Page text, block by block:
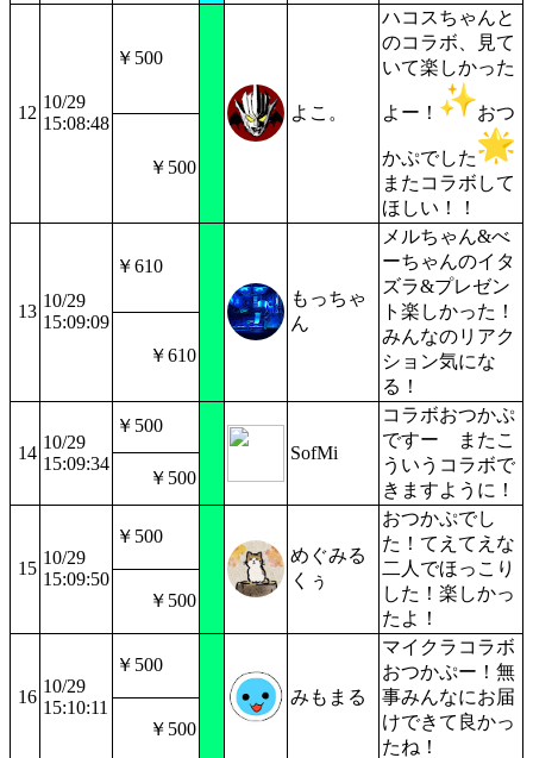
12
10/29
15:08:48
￥500
よこ。
ハコスちゃんと
のコラボ、見て
いて楽しかった
よー！ おつ
かぷでした
またコラボして
ほしい！！
￥500
13
10/29
15:09:09
￥610
もっちゃ
ん
メルちゃん&べ
ーちゃんのイタ
ズラ&プレゼン
ト楽しかった！
みんなのリアク
ション気にな
る！
￥610
14
10/29
15:09:34
￥500
SofMi
コラボおつかぷ
ですー またこ
ういうコラボで
きますように！
￥500
15
10/29
15:09:50
￥500
めぐみる
くぅ
おつかぷでし
た！てえてえな
二人でほっこり
した！楽しかっ
たよ！
￥500
16
10/29
15:10:11
￥500
みもまる
マイクラコラボ
おつかぷー！無
事みんなにお届
けできて良かっ
たね！
￥500